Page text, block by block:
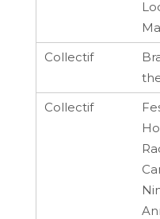
Collectif
Collectif